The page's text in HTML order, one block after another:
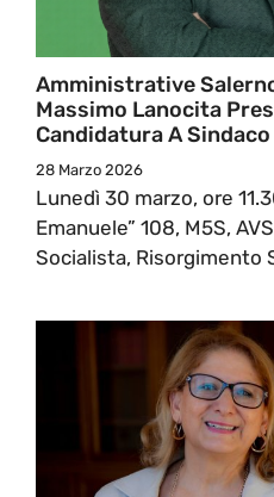
Amministrative
Massimo Lanocita
Candidatura A Sindaco
28 Marzo 2026
Lunedì 30 marzo, ore
Emanuele” 108, M5S,
Socialista, Risorgimento